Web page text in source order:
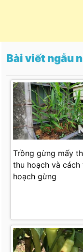
Bài viết ngẫu
Trồng gừng mấy
thu hoạch và cách
hoạch gừng